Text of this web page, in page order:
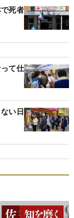
死者
て仕
い日